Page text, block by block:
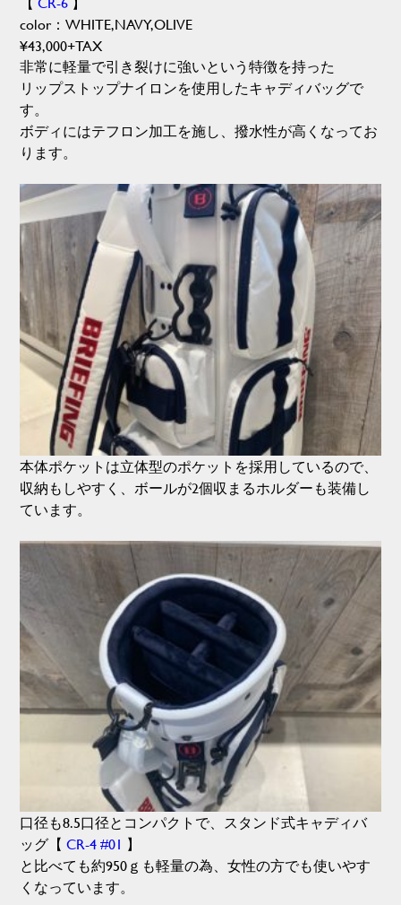
color：WHITE,NAVY,OLIVE
¥43,000+TAX
非常に軽量で引き裂けに強いという特徴を持った
リップストップナイロンを使用したキャディバッグで
す。
ボディにはテフロン加工を施し、撥水性が高くなってお
ります。
本体ポケットは立体型のポケットを採用しているので、
収納もしやすく、ボールが2個収まるホルダーも装備し
ています。
口径も8.5口径とコンパクトで、スタンド式キャディバ
ッグ【CR-4 #01 】
と比べても約950ｇも軽量の為、女性の方でも使いやす
くなっています。